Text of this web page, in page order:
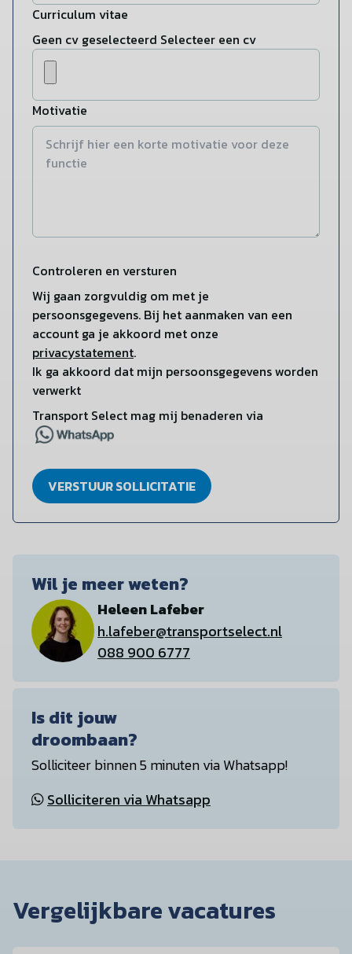
Curriculum vitae
Geen cv geselecteerd Selecteer een cv
Motivatie
Controleren en versturen
Wij gaan zorgvuldig om met je
persoonsgegevens. Bij het aanmaken van een
account ga je akkoord met onze
privacystatement.
Ik ga akkoord dat mijn persoonsgegevens worden
verwerkt
Transport Select mag mij benaderen via
VERSTUUR SOLLICITATIE
Wil je meer weten?
Heleen Lafeber
h.lafeber@transportselect.nl
088 900 6777
Is dit jouw
droombaan?
Solliciteer binnen 5 minuten via Whatsapp!
Solliciteren via Whatsapp
Vergelijkbare vacatures